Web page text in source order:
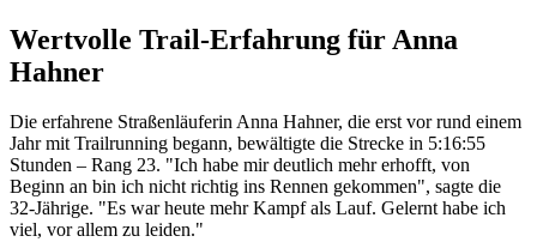
Wertvolle Trail-Erfahrung für Anna
Hahner
Die erfahrene Straßenläuferin Anna Hahner, die erst vor rund einem
Jahr mit Trailrunning begann, bewältigte die Strecke in 5:16:55
Stunden – Rang 23. "Ich habe mir deutlich mehr erhofft, von
Beginn an bin ich nicht richtig ins Rennen gekommen", sagte die
32-Jährige. "Es war heute mehr Kampf als Lauf. Gelernt habe ich
viel, vor allem zu leiden."